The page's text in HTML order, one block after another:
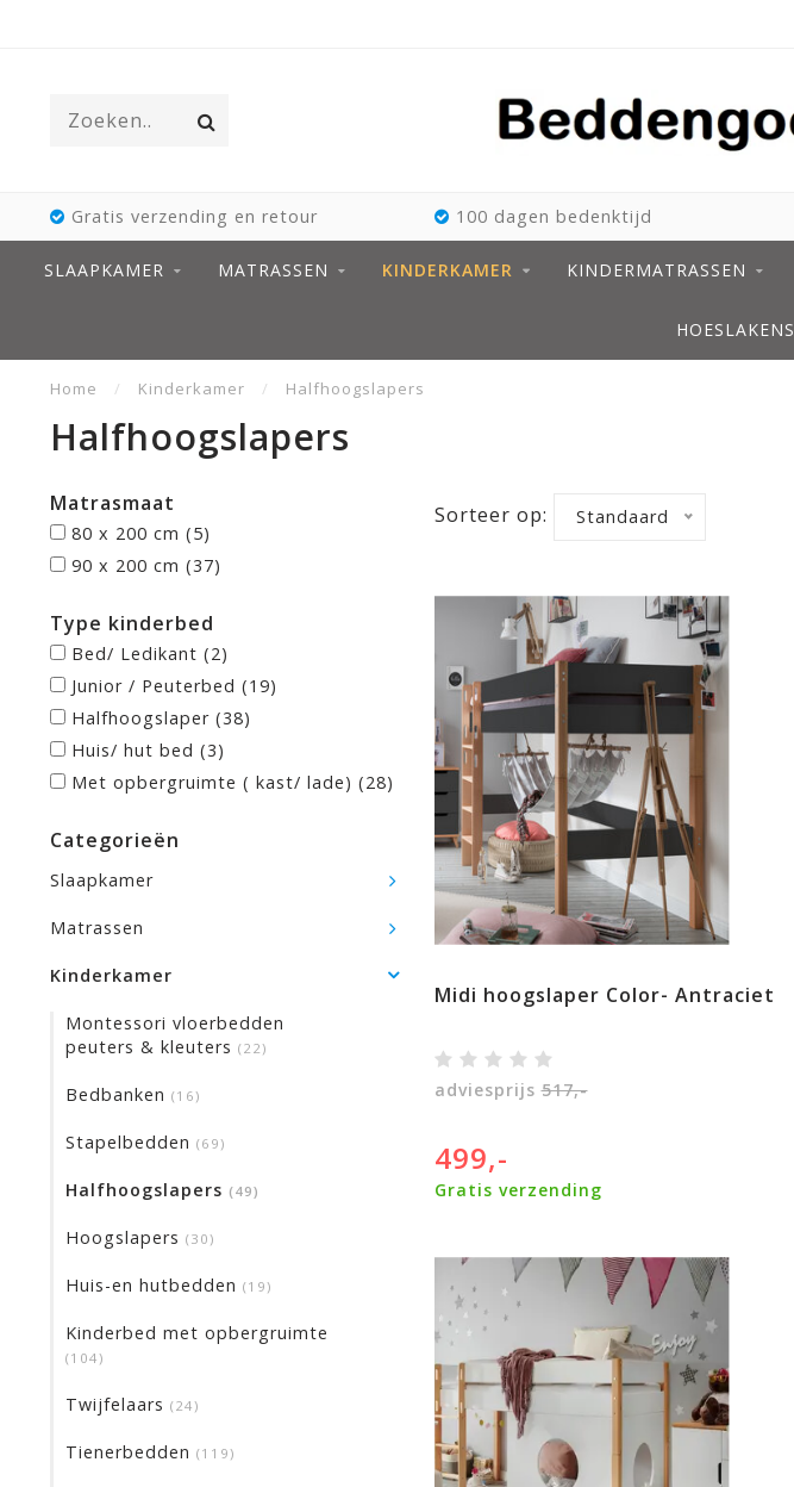
Gratis verzending en retour 100 dagen bedenktijd
SLAAPKAMER MATRASSEN KINDERKAMER KINDERMATRASSEN
HOESLAKENS
Home / Kinderkamer / Halfhoogslapers
Halfhoogslapers
Matrasmaat
80 x 200 cm (5)
90 x 200 cm (37)
Type kinderbed
Bed/ Ledikant (2)
Junior / Peuterbed (19)
Halfhoogslaper (38)
Huis/ hut bed (3)
Met opbergruimte ( kast/ lade) (28)
Categorieën
Slaapkamer
Matrassen
Kinderkamer
Montessori vloerbedden
peuters & kleuters (22)
Bedbanken (16)
Stapelbedden (69)
Halfhoogslapers (49)
Hoogslapers (30)
Huis-en hutbedden (19)
Kinderbed met opbergruimte
(104)
Twijfelaars (24)
Tienerbedden (119)
Sorteer op: Standaard
Midi hoogslaper Color- Antraciet
adviesprijs 517,-
499,-
Gratis verzending